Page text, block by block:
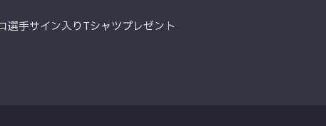
手サイン入りTシャツプレゼント